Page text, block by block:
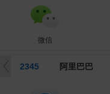
微信
2345 阿里巴巴